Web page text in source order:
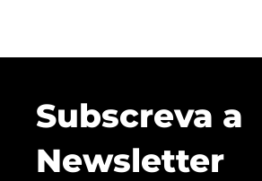
Subscreva a
Newsletter